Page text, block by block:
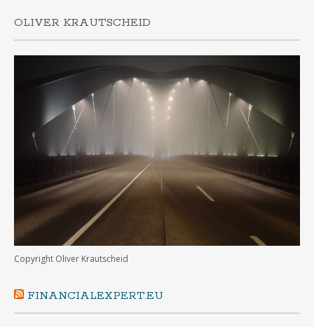
OLIVER KRAUTSCHEID
Copyright Oliver Krautscheid
FINANCIALEXPERT.EU